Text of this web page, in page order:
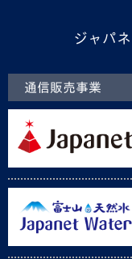
ジャパ
通信販売事業